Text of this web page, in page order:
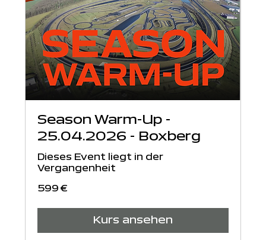
Season Warm-Up -
25.04.2026 - Boxberg
Dieses Event liegt in der
Vergangenheit
599
Euro
599 €
Kurs ansehen